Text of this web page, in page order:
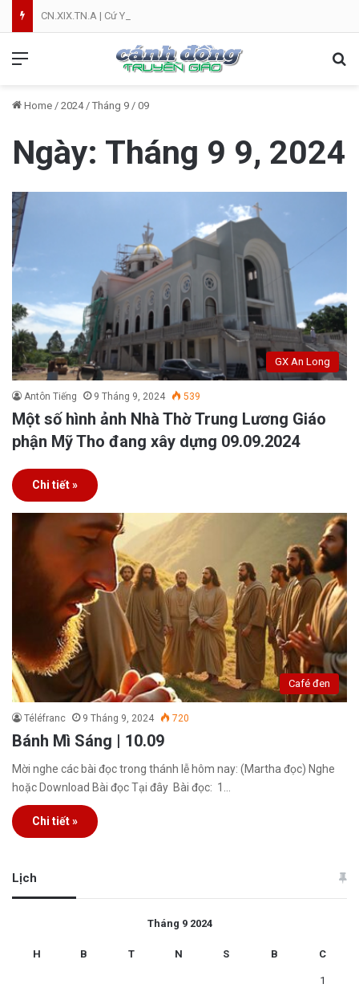
CN.XIX.TN.A | Cứ Yên Tâm | NVT
Home / 2024 / Tháng 9 / 09
Ngày: Tháng 9 9, 2024
GX An Long
Antôn Tiếng 9 Tháng 9, 2024 539
Một số hình ảnh Nhà Thờ Trung Lương Giáo
phận Mỹ Tho đang xây dựng 09.09.2024
Chi tiết »
Café đen
Téléfranc 9 Tháng 9, 2024 720
Bánh Mì Sáng | 10.09
Mời nghe các bài đọc trong thánh lễ hôm nay: (Martha đọc) Nghe
hoặc Download Bài đọc Tại đây Bài đọc: 1…
Chi tiết »
Lịch
Tháng 9 2024
H B T N S B C
1